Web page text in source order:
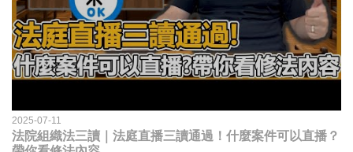
2025-07-11
法院組織法三讀｜法庭直播三讀通過！什麼案件可以直播？